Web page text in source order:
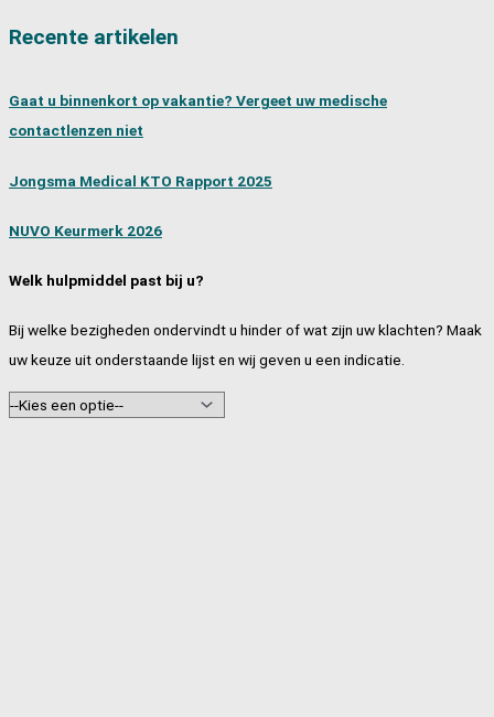
Recente artikelen
Gaat u binnenkort op vakantie? Vergeet uw medische
contactlenzen niet
Jongsma Medical KTO Rapport 2025
NUVO Keurmerk 2026
Welk hulpmiddel past bij u?
Bij welke bezigheden ondervindt u hinder of wat zijn uw klachten? Maak
uw keuze uit onderstaande lijst en wij geven u een indicatie.